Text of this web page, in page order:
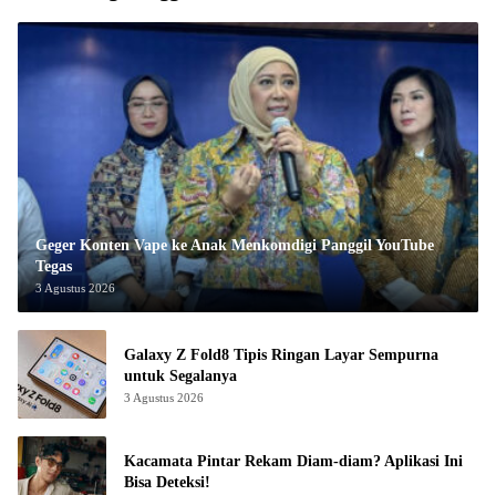
Geger Konten Vape ke Anak Menkomdigi Panggil YouTube
Tegas
3 Agustus 2026
Galaxy Z Fold8 Tipis Ringan Layar Sempurna
untuk Segalanya
3 Agustus 2026
Kacamata Pintar Rekam Diam-diam? Aplikasi Ini
Bisa Deteksi!